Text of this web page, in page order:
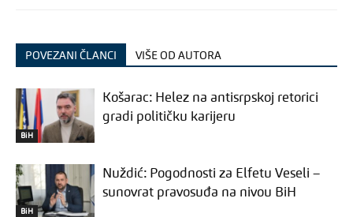
POVEZANI ČLANCI VIŠE OD AUTORA
BiH
Košarac: Helez na antisrpskoj retorici
gradi političku karijeru
BiH
Nuždić: Pogodnosti za Elfetu Veseli –
sunovrat pravosuđa na nivou BiH